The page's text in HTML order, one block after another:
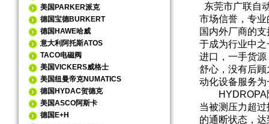
美国PARKER派克
德国宝德BURKERT
德国HAWE哈威
意大利阿托斯ATOS
TACO电磁阀
美国VICKERS威格士
美国纽曼帝克NUMATICS
德国HYDAC贺德克
美国ASCO阿斯卡
德国E+H
东莞市广联自
市场信誉，专
国内外厂商的
于成为行业中
进口，一手货
舒心，没有后
动化设备服务
HYDROPA隔
当被测压力超
的通断状态，